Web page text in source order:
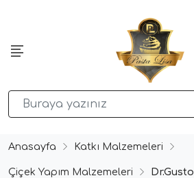
Anasayfa Katkı Malzemeleri
Çiçek Yapım Malzemeleri Dr.Gusto